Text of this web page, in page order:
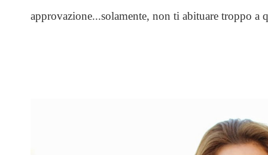
approvazione...solamente, non ti abituare troppo a